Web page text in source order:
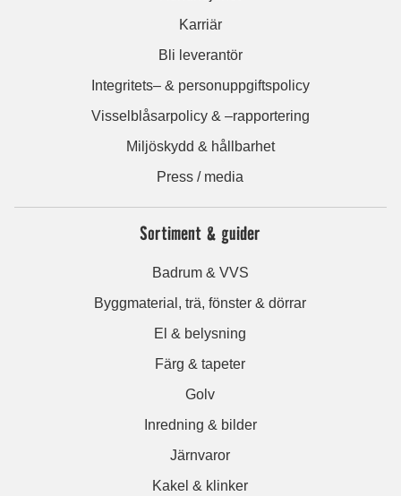
Karriär
Bli leverantör
Integritets– & personuppgiftspolicy
Visselblåsarpolicy & –rapportering
Miljöskydd & hållbarhet
Press / media
Sortiment & guider
Badrum & VVS
Byggmaterial, trä, fönster & dörrar
El & belysning
Färg & tapeter
Golv
Inredning & bilder
Järnvaror
Kakel & klinker